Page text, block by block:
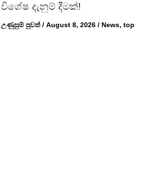
විශේෂ දැනුම් දීමක්!
උණුසුම් පුවත්/ August 8, 2026 / News, top